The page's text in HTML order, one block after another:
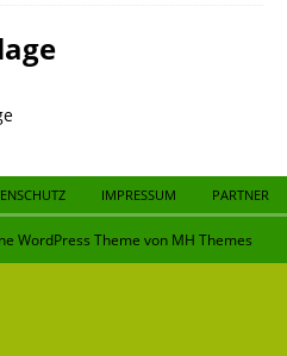
IMPRESSUM PARTNER
WordPress Theme von MH Themes